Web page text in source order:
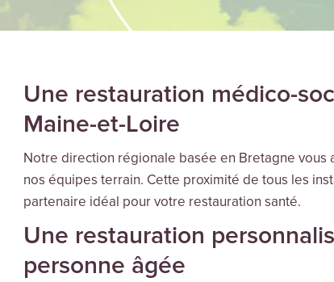
Une restauration médico-
Maine-et-Loire
Notre direction régionale basée en Bretagne
nos équipes terrain. Cette proximité de tous les
partenaire idéal pour votre restauration santé.
Une restauration
personne âgée